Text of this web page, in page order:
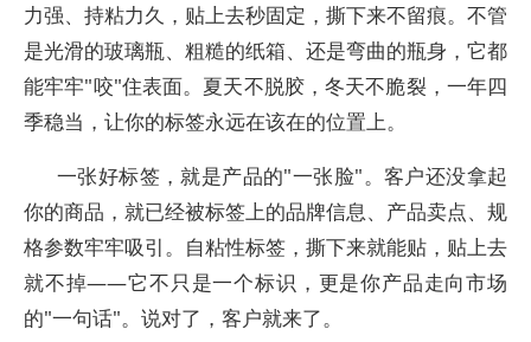
力强、持粘力久，贴上去秒固定，撕下来不留痕。不管
是光滑的玻璃瓶、粗糙的纸箱、还是弯曲的瓶身，它都
能牢牢"咬"住表面。夏天不脱胶，冬天不脆裂，一年四
季稳当，让你的标签永远在该在的位置上。
一张好标签，就是产品的"一张脸"。客户还没拿起
你的商品，就已经被标签上的品牌信息、产品卖点、规
格参数牢牢吸引。自粘性标签，撕下来就能贴，贴上去
就不掉——它不只是一个标识，更是你产品走向市场
的"一句话"。说对了，客户就来了。